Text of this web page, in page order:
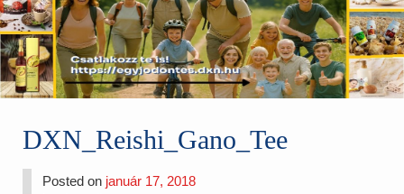
DXN_Reishi_Gano_Tee
Posted on január 17, 2018